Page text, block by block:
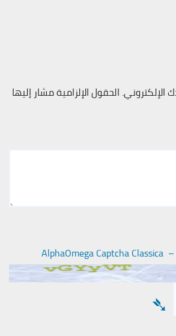
الإلكتروني. الحقول الإلزامية مشار إليها
AlphaOmega Captcha Classica
➴